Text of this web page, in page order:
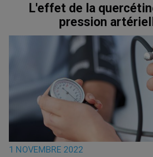
L'effet de la
pression
1 NOVEMBRE 2022